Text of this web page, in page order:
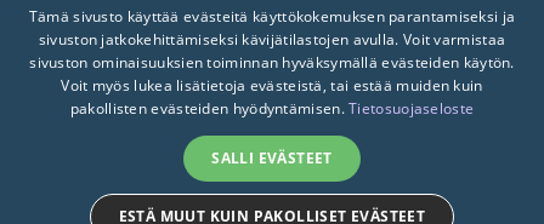
Tietosuojaseloste
Turvallisemman tilan periaatteet
FINNISH
SWEDISH
Tämä sivusto käyttää evästeitä käyttökokemuksen parantamiseksi ja
sivuston jatkokehittämiseksi kävijätilastojen avulla. Voit varmistaa
sivuston ominaisuuksien toiminnan hyväksymällä evästeiden käytön.
Voit myös lukea lisätietoja evästeistä, tai estää muiden kuin
pakollisten evästeiden hyödyntämisen.Tietosuojaseloste
SALLI EVÄSTEET
ESTÄ MUUT KUIN PAKOLLISET EVÄSTEET